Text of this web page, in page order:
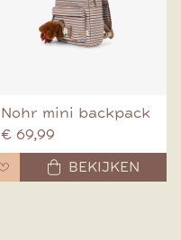
Nohr mini backpack
€ 69,99
BEKIJKEN